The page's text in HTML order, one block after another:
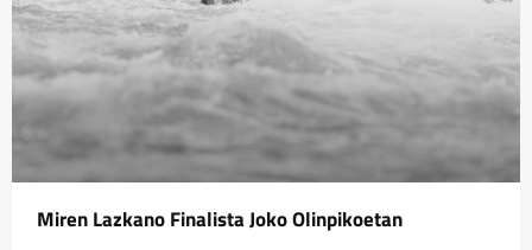
Miren Lazkano Finalista Joko Olinpikoetan